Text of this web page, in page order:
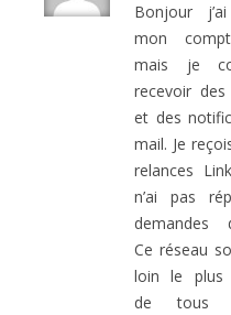
Bonjour
mon
mais je
recevoir
et des
mail. Je
relances
n’ai pas
demandes
Ce réseau
loin le plus
de tous